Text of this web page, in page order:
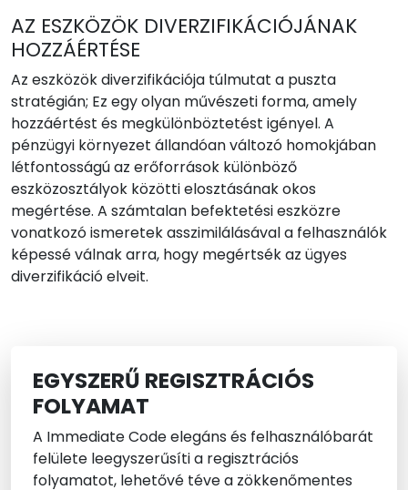
AZ ESZKÖZÖK DIVERZIFIKÁCIÓJÁNAK
HOZZÁÉRTÉSE
Az eszközök diverzifikációja túlmutat a puszta
stratégián; Ez egy olyan művészeti forma, amely
hozzáértést és megkülönböztetést igényel. A
pénzügyi környezet állandóan változó homokjában
létfontosságú az erőforrások különböző
eszközosztályok közötti elosztásának okos
megértése. A számtalan befektetési eszközre
vonatkozó ismeretek asszimilálásával a felhasználók
képessé válnak arra, hogy megértsék az ügyes
diverzifikáció elveit.
EGYSZERŰ REGISZTRÁCIÓS
FOLYAMAT
A Immediate Code elegáns és felhasználóbarát
felülete leegyszerűsíti a regisztrációs
folyamatot, lehetővé téve a zökkenőmentes